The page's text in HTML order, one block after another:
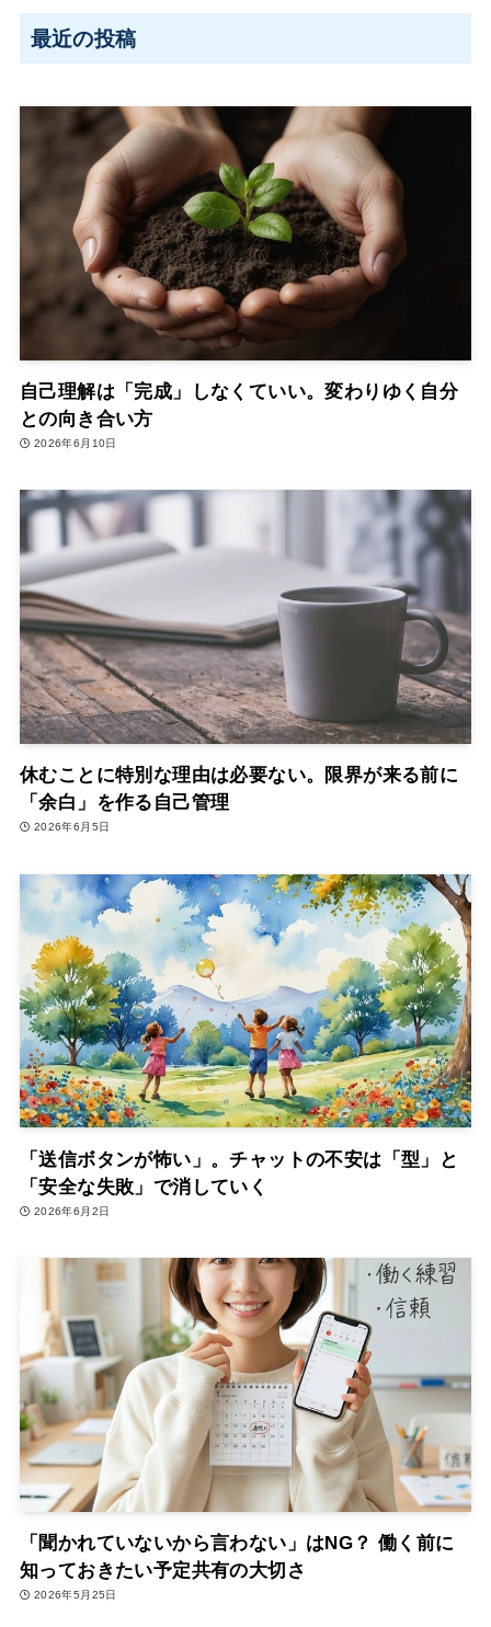
最近の投稿
自己理解は「完成」しなくていい。変わりゆく自分
との向き合い方
2026年6月10日
休むことに特別な理由は必要ない。限界が来る前に
「余白」を作る自己管理
2026年6月5日
「送信ボタンが怖い」。チャットの不安は「型」と
「安全な失敗」で消していく
2026年6月2日
「聞かれていないから言わない」はNG？ 働く前に
知っておきたい予定共有の大切さ
2026年5月25日